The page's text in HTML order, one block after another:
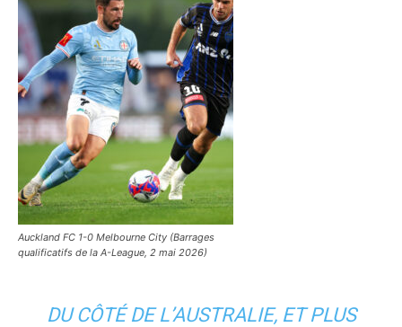
Auckland FC 1-0 Melbourne City (Barrages
qualificatifs de la A-League, 2 mai 2026)
DU CÔTÉ DE L’AUSTRALIE, ET PLUS